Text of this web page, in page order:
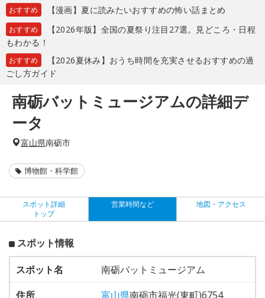
おすすめ 【漫画】夏に読みたいおすすめの怖い話まとめ
おすすめ
【2026年版】全国の夏祭り注目27選。見どころ・日程
もわかる！
おすすめ
【2026夏休み】おうち時間を充実させるおすすめの過
ごし方ガイド
南砺バットミュージアムの詳細デ
ータ
富山県南砺市
博物館・科学館
スポット詳細
トップ
営業時間など 地図・アクセス
スポット情報
スポット名
南砺バットミュージアム
住所
富山県南砺市福光(東町)6754